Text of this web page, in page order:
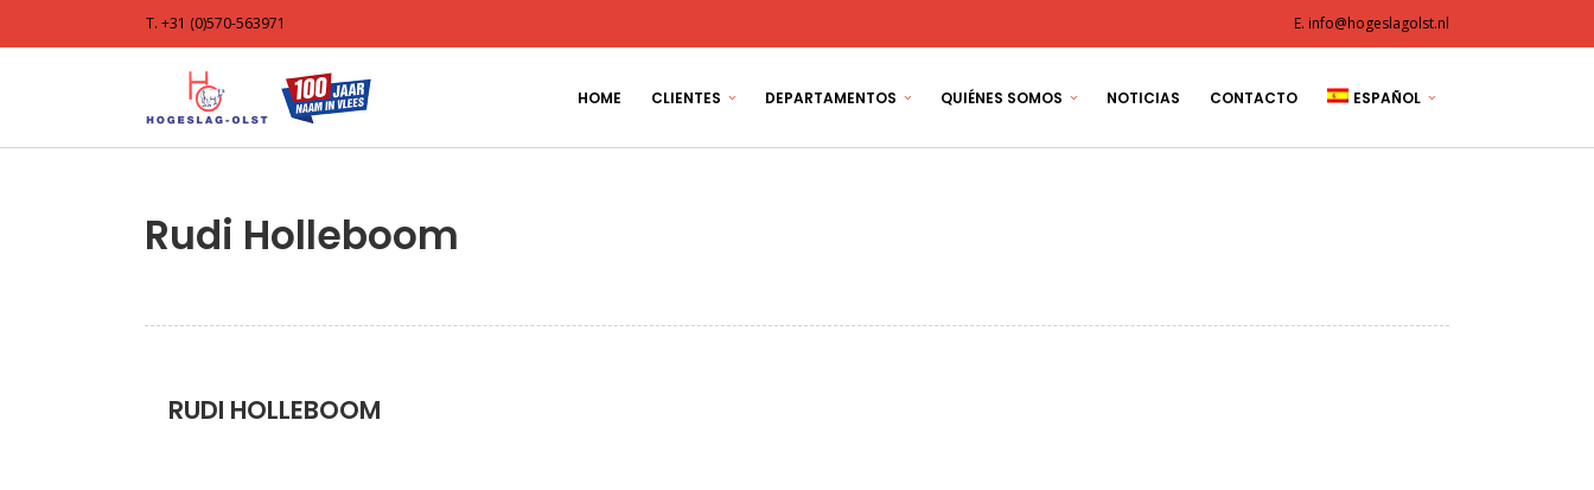
T. +31 (0)570-563971 E. info@hogeslagolst.nl
HOME CLIENTES DEPARTAMENTOS QUIÉNES SOMOS NOTICIAS CONTACTO ESPAÑOL
Rudi Holleboom
RUDI HOLLEBOOM